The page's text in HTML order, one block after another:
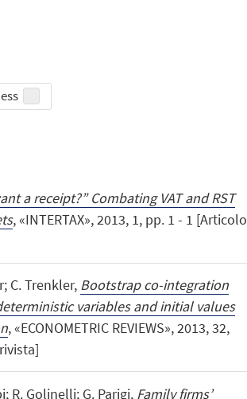
a receipt?” Combating VAT and RST
, «INTERTAX», 2013, 1, pp. 1 - 1 [Articolo
C. Trenkler, Bootstrap co-integration
variables and initial values
, «ECONOMETRIC REVIEWS», 2013, 32,
R. Golinelli; G. Parigi, Family firms’